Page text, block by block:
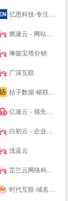
亿恩科技-专注服务器托管22年
燃速云 - 网站首页
琳懿宝塔分销
广深互联
桔子数据-铭联科技-企业级云服务器、虚拟主机、服务器租用托管服务提供商-桔子数据
亿速云 - 领先的云服务器、高防服务器、香港服务器云计算服务商！
白初云 - 企业级高可用云服务器
浅蓝云
芷兰云网络科技-领先的云计算服务商！[www.zhilanit.com]-四川成都天府热线高防服务器,德阳高防服务器,成都服务器托管,成都服务器租用,成都云服务器,成都高防vps,云计算
时代互联-域名注册查询,虚拟主机,云服务器租用等领导品牌服务